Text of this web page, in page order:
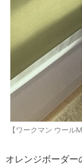
【ワークマン ウール
オレンジボーダ